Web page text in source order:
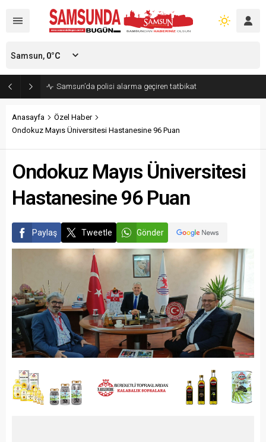
Samsun’da polisi alarma geçiren tatbikat
Samsun, 0°C
Anasayfa
Özel Haber
Ondokuz Mayıs Üniversitesi Hastanesine 96 Puan
Ondokuz Mayıs Üniversitesi
Hastanesine 96 Puan
Paylaş Tweetle Gönder